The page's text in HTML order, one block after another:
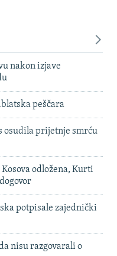
nakon izjave
peščara
osudila prijetnje smrću
odložena, Kurti
potpisale zajednički
nisu razgovarali o